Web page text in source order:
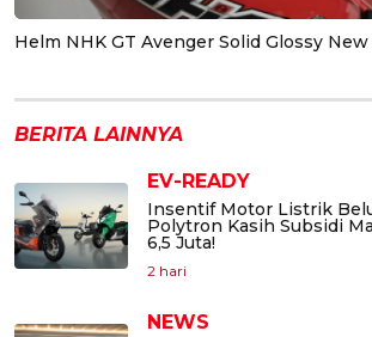
Helm NHK GT Avenger Solid Glossy
BERITA LAINNYA
EV-READY
Insentif Motor Listrik
Polytron Kasih Subsidi
6,5 Juta!
2 hari
NEWS